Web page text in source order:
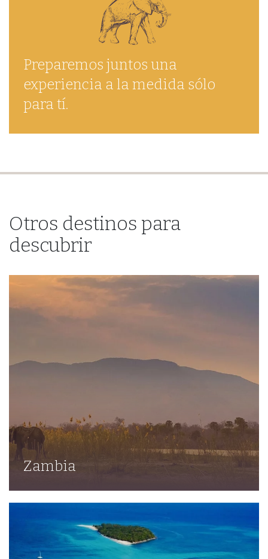
Preparemos juntos una
experiencia a la medida sólo
para tí.
Otros destinos para
descubrir
Zambia